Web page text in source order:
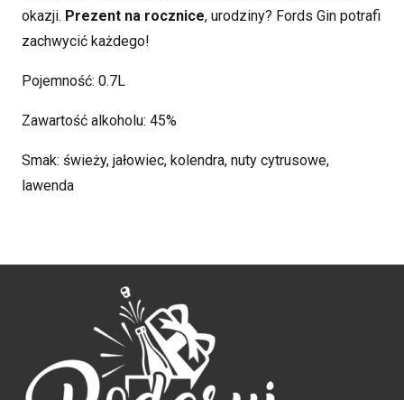
okazji. Prezent na rocznice, urodziny? Fords Gin potrafi
zachwycić każdego!
Pojemność: 0.7L
Zawartość alkoholu: 45%
Smak: świeży, jałowiec, kolendra, nuty cytrusowe,
lawenda